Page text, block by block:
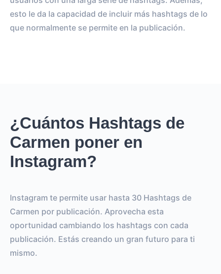
esto le da la capacidad de incluir más hashtags de lo
que normalmente se permite en la publicación.
¿Cuántos Hashtags de
Carmen poner en
Instagram?
Instagram te permite usar hasta 30 Hashtags de
Carmen por publicación. Aprovecha esta
oportunidad cambiando los hashtags con cada
publicación. Estás creando un gran futuro para ti
mismo.